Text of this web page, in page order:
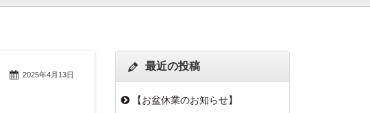
2025年4月13日
最近の投稿
【お盆休業のお知らせ】